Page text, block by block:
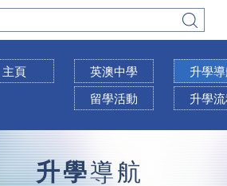
升學導航
主頁 英澳中學 升學
留學活動
升學